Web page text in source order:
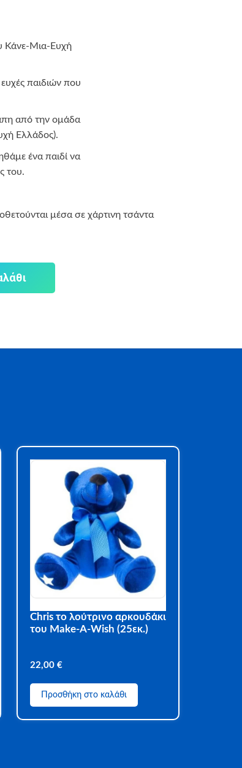
Κάνε-Μια-Ευχή
παιδιών που
από την ομάδα
Ελλάδος).
ένα παιδί να
του.
μέσα σε χάρτινη τσάντα
Chris το λούτρινο αρκουδάκι
του Make-A-Wish (25εκ.)
22,00 €
Προσθήκη στο καλάθι